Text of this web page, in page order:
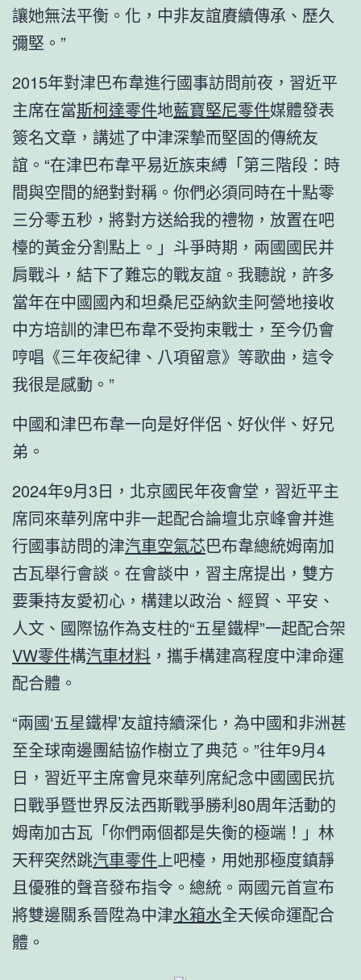
讓她無法平衡。化，中非友誼賡續傳承、歷久
彌堅。”
2015年對津巴布韋進行國事訪問前夜，習近平
主席在當斯柯達零件地藍寶堅尼零件媒體發表
簽名文章，講述了中津深摯而堅固的傳統友
誼。“在津巴布韋平易近族束縛「第三階段：時
間與空間的絕對對稱。你們必須同時在十點零
三分零五秒，將對方送給我的禮物，放置在吧
檯的黃金分割點上。」斗爭時期，兩國國民并
肩戰斗，結下了難忘的戰友誼。我聽說，許多
當年在中國國內和坦桑尼亞納欽圭阿營地接收
中方培訓的津巴布韋不受拘束戰士，至今仍會
哼唱《三年夜紀律、八項留意》等歌曲，這令
我很是感動。”
中國和津巴布韋一向是好伴侶、好伙伴、好兄
弟。
2024年9月3日，北京國民年夜會堂，習近平主
席同來華列席中非一起配合論壇北京峰會并進
行國事訪問的津汽車空氣芯巴布韋總統姆南加
古瓦舉行會談。在會談中，習主席提出，雙方
要秉持友愛初心，構建以政治、經貿、平安、
人文、國際協作為支柱的“五星鐵桿”一起配合架
VW零件構汽車材料 ，攜手構建高程度中津命運
配合體。
“兩國‘五星鐵桿’友誼持續深化，為中國和非洲甚
至全球南邊團結協作樹立了典范。”往年9月4
日，習近平主席會見來華列席紀念中國國民抗
日戰爭暨世界反法西斯戰爭勝利80周年活動的
姆南加古瓦「你們兩個都是失衡的極端！」林
天秤突然跳汽車零件 上吧檯，用她那極度鎮靜
且優雅的聲音發布指令。總統。兩國元首宣布
將雙邊關系晉陞為中津水箱水全天候命運配合
體。